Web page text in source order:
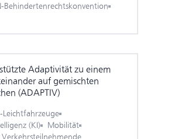
Behindertenrechtskonvention
Adaptivität zu einem
auf gemischten
(ADAPTIV)
Leichtfahrzeuge
(KI)
Mobilität